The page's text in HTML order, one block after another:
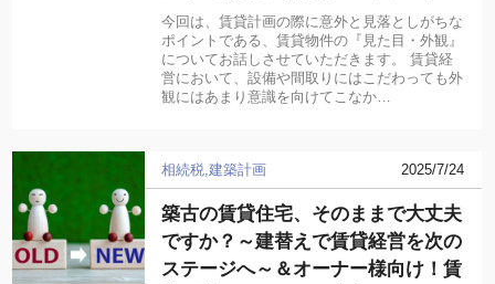
今回は、賃貸計画の際に意外と見落としがちな
ポイントである、賃貸物件の『見た目・外観』
についてお話しさせていただきます。 賃貸経
営において、設備や間取りにはこだわっても外
観にはあまり意識を向けてこなか…
相続税 建築計画 2025/7/24
築古の賃貸住宅、そのままで大丈夫
ですか？～建替えで賃貸経営を次の
ステージへ～＆オーナー様向け！賃